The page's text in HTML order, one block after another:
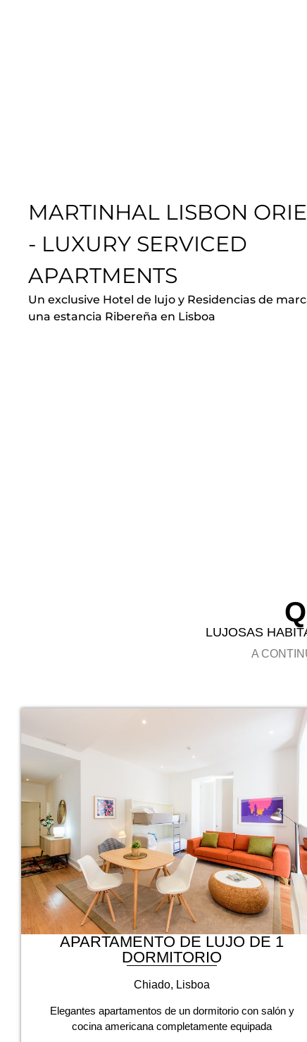
MARTINHAL LISBON
- LUXURY SERVICED
APARTMENTS
Un exclusive Hotel de lujo y Residencias de
una estancia Ribereña en Lisboa
LUJOSAS
A
APARTAMENTO DE LUJO DE 1
DORMITORIO
Chiado, Lisboa
Elegantes apartamentos de un dormitorio con salón y
cocina americana completamente equipada